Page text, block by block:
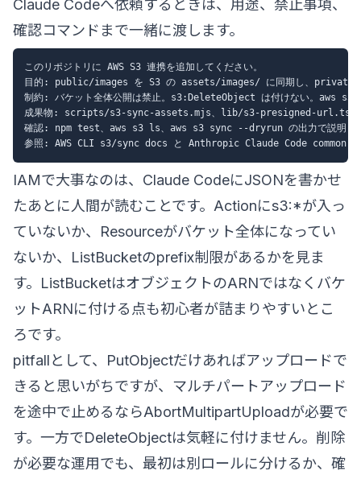
Claude Codeへ依頼するときは、用途、禁止事項、
確認コマンドまで一緒に渡します。
このリポジトリに AWS S3 連携を追加してください。
目的: public/images を S3 の assets/images/ に同期し、private-
制約: バケット全体公開は禁止。s3:DeleteObject は付けない。aws
成果物: scripts/s3-sync-assets.mjs、lib/s3-presigned-url.ts、
確認: npm test、aws s3 ls、aws s3 sync --dryrun の出力で説明し
IAMで大事なのは、Claude CodeにJSONを書かせ
たあとに人間が読むことです。Actionにs3:*が入っ
ていないか、Resourceがバケット全体になってい
ないか、ListBucketのprefix制限があるかを見ま
す。ListBucketはオブジェクトのARNではなくバケ
ットARNに付ける点も初心者が詰まりやすいとこ
ろです。
pitfallとして、PutObjectだけあればアップロードで
きると思いがちですが、マルチパートアップロード
を途中で止めるならAbortMultipartUploadが必要で
す。一方でDeleteObjectは気軽に付けません。削除
が必要な運用でも、最初は別ロールに分けるか、確